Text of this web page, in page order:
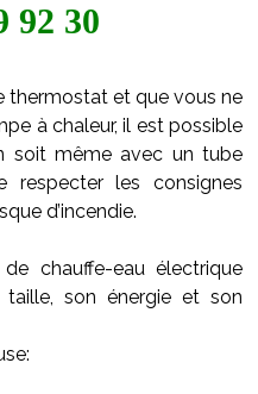
92 30
thermostat et que vous ne
à chaleur, il est possible
soit même avec un tube
les consignes
d’incendie.
chauffe-eau électrique
son énergie et son